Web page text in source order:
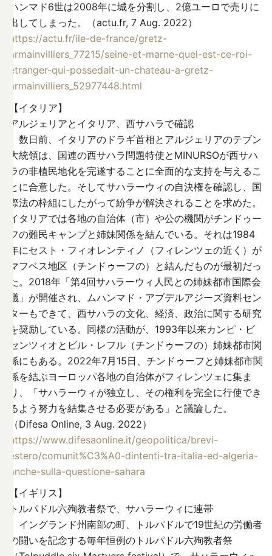
ハンマド6世は2008年に城を分割し、2億ユーロで売りに
出してしまった。（actu.fr, 7 Aug. 2022）
https://actu.fr/ile-de-france/gretz-
armainvilliers_77215/seine-et-marne-quel-est-ce-roi-
etranger-qui-possedait-un-chateau-a-gretz-
armainvilliers_52977448.html
【イタリア】
アルジェリアとイタリア、西サハラで確認
数日前、イタリアのドラギ首相とアルジェリアのテブン
大統領は、国連の西サハラ問題特使とMINURSOが西サハ
ラの非植民地化を完遂することに全面的な支持を与えるこ
とに合意した。そしてサハラーウィの自決権を確認し、国
際法の枠組にしたがって紛争が解決されることを求めた。
イタリアでは各地の自治体（市）や公の機関がチンドゥー
フの難民キャンプと姉妹関係を結んでいる。それは1984
年にセスト・フィオレンティノ（フィレンツェの近く）が
マフベス地区（チンドゥーフの）と結んだものが最初だっ
た。2018年「第4回サハラーウィ人民との姉妹都市国際会
議」が開催され、ムハンマド・アブデルアジーズ資料セン
ターもできて、西サハラの文化、経済、政治に関する研究
を奨励している。同様の活動が、1993年以来カンピ・ビ
センツィオとビル・レフル（チンドゥーフの）姉妹都市関
係にもある。2022年7月15日、チンドゥーフと姉妹都市関
係を結ぶヨーロッパ各地の自治体がフィレンツェに集ま
り、「サハラーウィが独立し、その権利を完全に行使でき
るよう努力を結集させる必要がある」と議論した。
（Difesa Online, 3 Aug. 2022）
https://www.difesaonline.it/geopolitica/brevi-
estero/comunit%C3%A0-dintenti-tra-italia-ed-algeria-
anche-sulla-questione-sahara
【イギリス】
トルパドル六殉教者祭で、サハラーウィに連帯
イングランド州南部の町、トルパドルで19世紀の労働者
の闘いを記念する毎年恒例のトルパドル六殉教者祭